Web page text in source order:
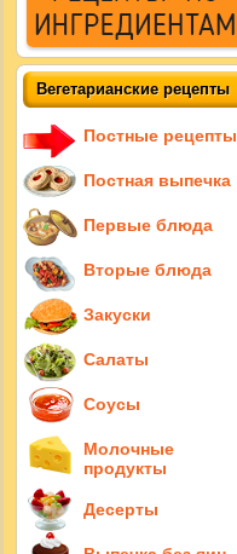
Вегетарианские рецепты
Постные рецепты
Постная выпечка
Первые блюда
Вторые блюда
Закуски
Салаты
Соусы
Молочные
продукты
Десерты